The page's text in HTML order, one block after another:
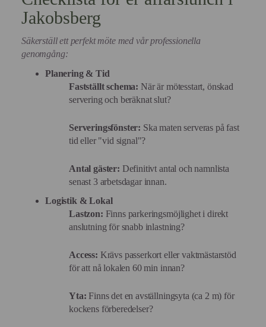
Jakobsberg
Säkerställ ett perfekt möte med vår professionella
genomgång:
Planering & Tid
Fastställt schema: När är mötesstart, önskad
servering och beräknat slut?
Serveringsfönster: Ska maten serveras på fast
tid eller "vid signal"?
Antal gäster: Definitivt antal och namnlista
senast 3 arbetsdagar innan.
Logistik & Lokal
Lastzon: Finns parkeringsmöjlighet i direkt
anslutning för snabb inlastning?
Access: Krävs passerkort eller vaktmästarstöd
för att nå lokalen 60 min innan?
Yta: Finns det en avställningsyta (ca 2 m) för
kockens förberedelser?